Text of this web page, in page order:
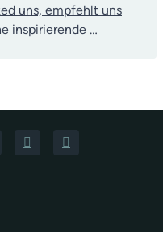
uns, empfehlt uns
inspirierende …